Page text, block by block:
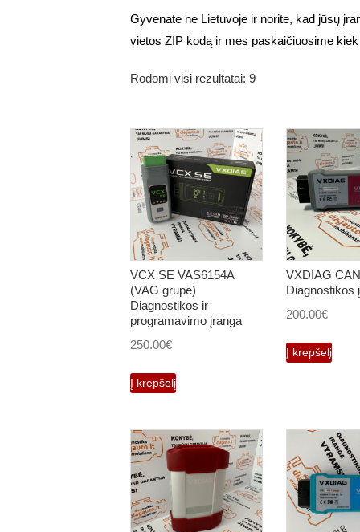
Gyvenate ne Lietuvoje ir norite, kad jūsų
vietos ZIP kodą ir mes paskaičiuosime
Rodomi visi rezultatai: 9
VCX SE VAS6154A
(VAG grupe)
Diagnostikos ir
programavimo įranga
250.00€
Į krepšelį
VXDIAG
Diagnostikos
200.00€
Į krepšelį